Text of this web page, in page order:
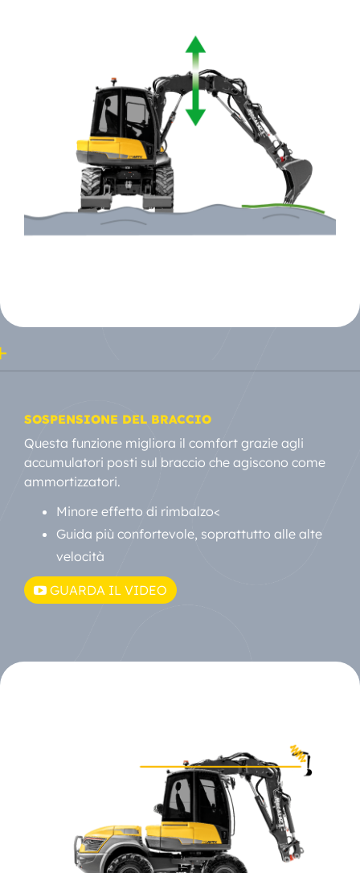
SOSPENSIONE DEL BRACCIO
Questa funzione migliora il comfort grazie agli
accumulatori posti sul braccio che agiscono come
ammortizzatori.
Minore effetto di rimbalzo<
Guida più confortevole, soprattutto alle alte
velocità
GUARDA IL VIDEO